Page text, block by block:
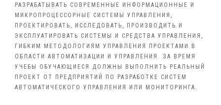
РАЗРАБАТЫВАТЬ СОВРЕМЕННЫЕ ИНФОРМАЦИОННЫЕ И
МИКРОПРОЦЕССОРНЫЕ СИСТЕМЫ УПРАВЛЕНИЯ,
ПРОЕКТИРОВАТЬ, ИССЛЕДОВАТЬ, ПРОИЗВОДИТЬ И
ЭКСПЛУАТИРОВАТЬ СИСТЕМЫ И СРЕДСТВА УПРАВЛЕНИЯ,
ГИБКИМ МЕТОДОЛОГИЯМ УПРАВЛЕНИЯ ПРОЕКТАМИ В
ОБЛАСТИ АВТОМАТИЗАЦИИ И УПРАВЛЕНИЯ. ЗА ВРЕМЯ
УЧЕБЫ ОБУЧАЮЩИЕСЯ ДОЛЖНЫ ВЫПОЛНИТЬ РЕАЛЬНЫЙ
ПРОЕКТ ОТ ПРЕДПРИЯТИЙ ПО РАЗРАБОТКЕ СИСТЕМ
АВТОМАТИЧЕСКОГО УПРАВЛЕНИЯ ИЛИ МОНИТОРИНГА.